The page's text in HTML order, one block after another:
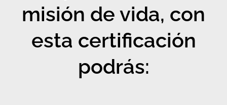
misión de vida, con
esta certificación
podrás: